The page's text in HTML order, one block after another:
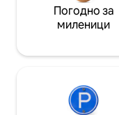
Погодно за
миленици